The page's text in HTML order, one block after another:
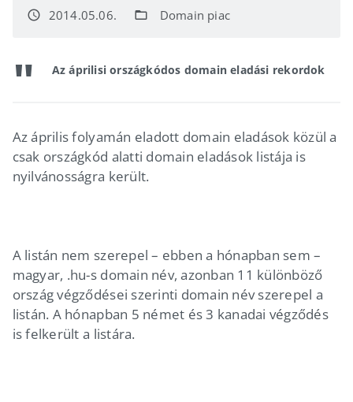
access_time 2014.05.06. folder_open Domain piac
Az áprilisi országkódos domain eladási rekordok
Az április folyamán eladott domain eladások közül a
csak országkód alatti domain eladások listája is
nyilvánosságra került.
A listán nem szerepel – ebben a hónapban sem –
magyar, .hu-s domain név, azonban 11 különböző
ország végződései szerinti domain név szerepel a
listán. A hónapban 5 német és 3 kanadai végződés
is felkerült a listára.